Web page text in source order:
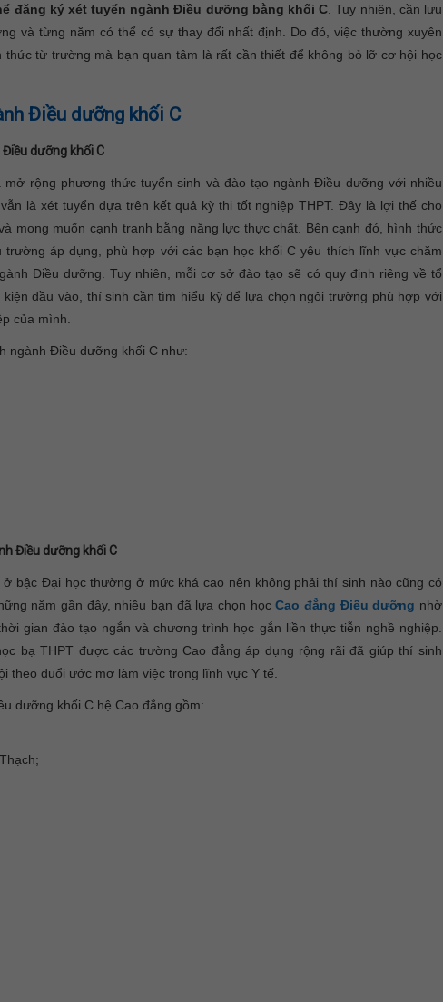
đăng ký xét tuyển ngành Điều dưỡng bằng khối C . Tuy nhiên, cần lưu
và từng năm có thể có sự thay đổi nhất định. Do đó, việc thường xuyên
thức từ trường mà bạn quan tâm là rất cần thiết để không bỏ lỡ cơ hội học
Điều dưỡng khối C
dưỡng khối C
rộng phương thức tuyển sinh và đào tạo ngành Điều dưỡng với nhiều
là xét tuyển dựa trên kết quả kỳ thi tốt nghiệp THPT. Đây là lợi thế cho
mong muốn cạnh tranh bằng năng lực thực chất. Bên cạnh đó, hình thức
áp dụng, phù hợp với các bạn học khối C yêu thích lĩnh vực chăm
Điều dưỡng. Tuy nhiên, mỗi cơ sở đào tạo sẽ có quy định riêng về tổ
đầu vào, thí sinh cần tìm hiểu kỹ để lựa chọn ngôi trường phù hợp với
của mình.
ngành Điều dưỡng khối C như:
Điều dưỡng khối C
bậc Đại học thường ở mức khá cao nên không phải thí sinh nào cũng có
năm gần đây, nhiều bạn đã lựa chọn họcCao đẳng Điều dưỡng nhờ
gian đào tạo ngắn và chương trình học gắn liền thực tiễn nghề nghiệp.
bạ THPT được các trường Cao đẳng áp dụng rộng rãi đã giúp thí sinh
theo đuổi ước mơ làm việc trong lĩnh vực Y tế.
dưỡng khối C hệ Cao đẳng gồm: